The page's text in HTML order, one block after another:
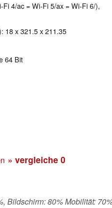
4/ac = Wi-Fi 5/ax = Wi-Fi 6/),
18 x 321.5 x 211.35
64 Bit
» vergleiche 0
Bildschirm: 80% Mobilität: